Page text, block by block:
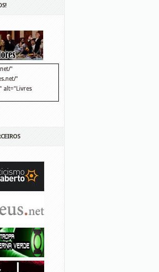
"
"
alt="Livres
TNSgK1CylTI/AAAAAAAAAFk/u8d6kvYMhVc/